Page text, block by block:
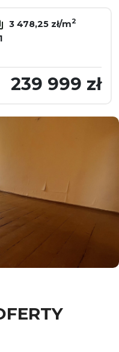
3 478,25 zł/m2
239 999 zł